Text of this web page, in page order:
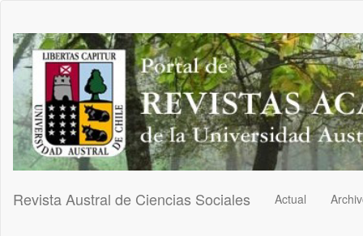
Contenido
principal
Barra
lateral
Revista Austral de Ciencias Sociales Actual